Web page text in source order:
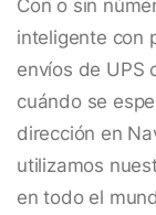
Con o sin
inteligente con
envíos de UPS
cuándo se
dirección en
utilizamos
en todo el